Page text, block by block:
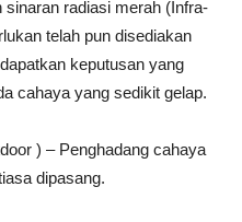
sinaran radiasi merah (Infra-
telah pun disediakan
keputusan yang
cahaya yang sedikit gelap.
) – Penghadang cahaya
dipasang.